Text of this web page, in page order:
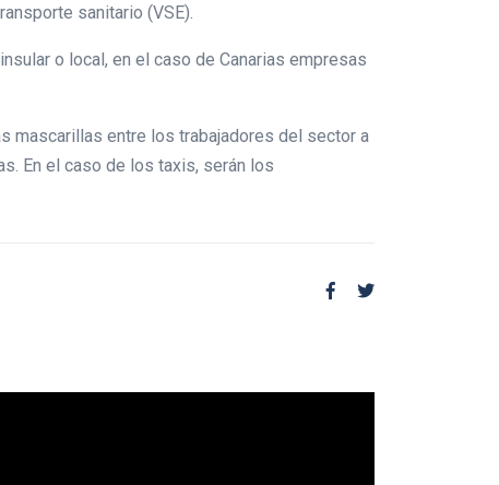
sanitario (VSE).
o local, en el caso de Canarias empresas
mascarillas entre los trabajadores del sector a
En el caso de los taxis, serán los